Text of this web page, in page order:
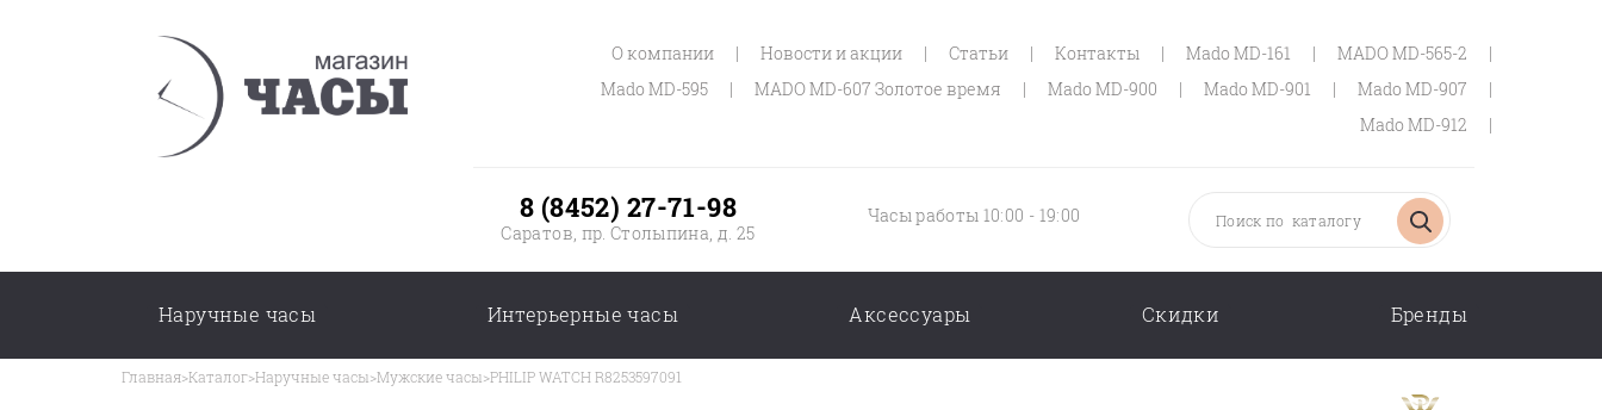
О компании | Новости и акции | Статьи | Контакты | Mado MD-161 | MADO MD-565-2
|
Mado MD-595
| MADO MD-607 Золотое время | Mado MD-900 | Mado MD-901 | Mado MD-907
|
Mado MD-912
|
8 (8452) 27-71-98
Саратов, пр. Столыпина, д. 25
Часы работы 10:00 - 19:00
Наручные часы Интерьерные часы Аксессуары Скидки Бренды
Главная>Каталог>Наручные часы>Мужские часы>PHILIP WATCH R8253597091